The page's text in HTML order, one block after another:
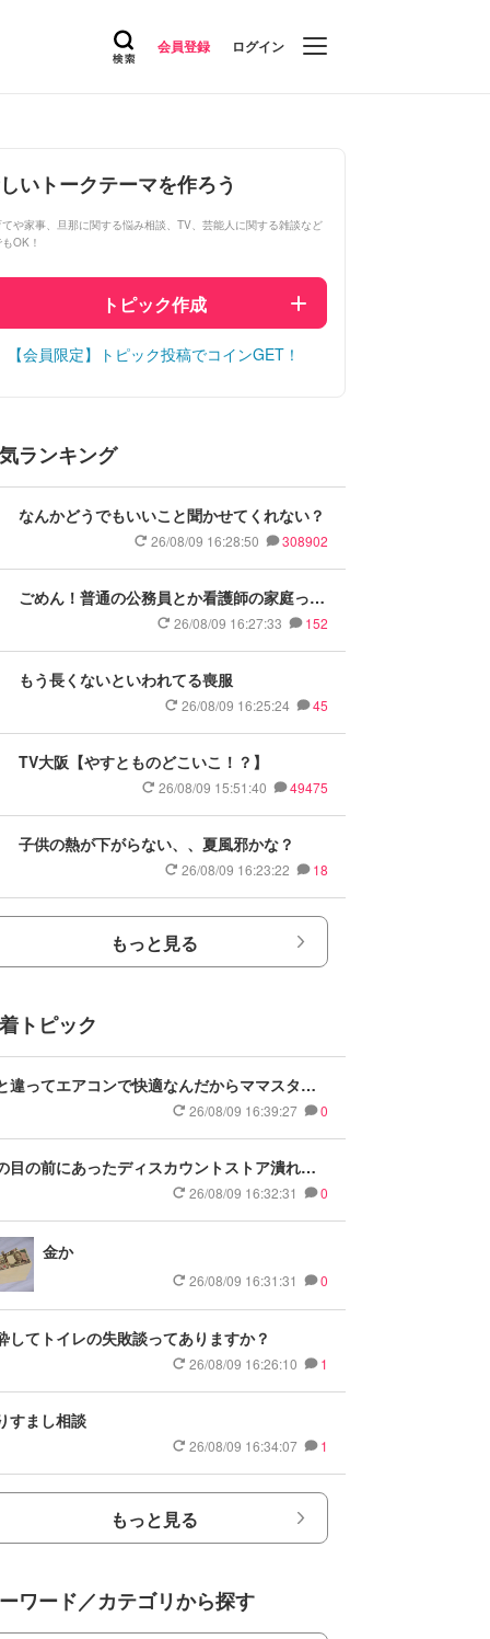
会員登録 ログイン
いトークテーマを作ろう
や家事、旦那に関する悩み相談、TV、芸能人に関する雑談など
OK！
トピック作成
【会員限定】トピック投稿でコインGET！
ランキング
なんかどうでもいいこと聞かせてくれない？
26/08/09 16:28:50 308902
ごめん！普通の公務員とか看護師の家庭って
26/08/09 16:27:33 152
もう長くないといわれてる喪服
26/08/09 16:25:24 45
TV大阪【やすとものどこいこ！？】
26/08/09 15:51:40 49475
子供の熱が下がらない、、夏風邪かな？
26/08/09 16:23:22 18
もっと見る
トピック
違ってエアコンで快適なんだからママスタな
かして無駄に時間を使わないで人類に役に立つ
たら
26/08/09 16:39:27 0
目の前にあったディスカウントストア潰れて
26/08/09 16:32:31 0
金か
26/08/09 16:31:31 0
してトイレの失敗談ってありますか？
26/08/09 16:26:10 1
すまし相談
26/08/09 16:34:07 1
もっと見る
ワード／カテゴリから探す